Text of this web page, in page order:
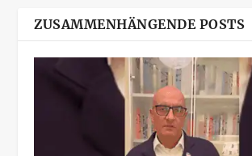
ZUSAMMENHÄNGENDE POSTS